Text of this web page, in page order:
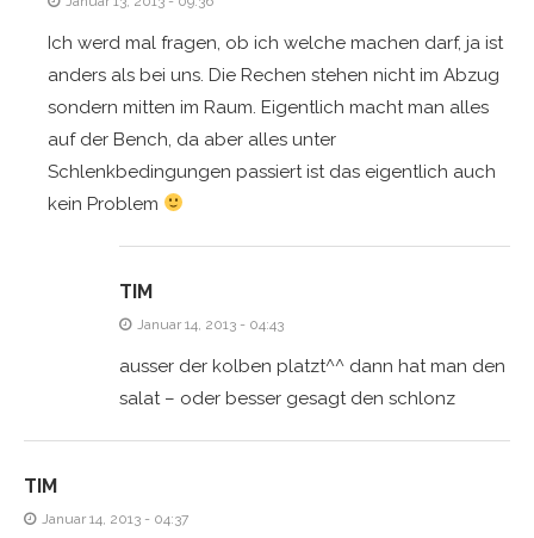
Ich werd mal fragen, ob ich welche machen darf, ja ist
anders als bei uns. Die Rechen stehen nicht im Abzug
sondern mitten im Raum. Eigentlich macht man alles
auf der Bench, da aber alles unter
Schlenkbedingungen passiert ist das eigentlich auch
kein Problem
TIM
Januar 14, 2013 - 04:43
ausser der kolben platzt^^ dann hat man den
salat – oder besser gesagt den schlonz
TIM
Januar 14, 2013 - 04:37